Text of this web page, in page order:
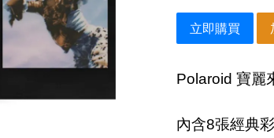
立即購買
Polaroid 寶麗
內含8張經典